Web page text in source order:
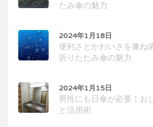
たみ傘の魅力
2024年1月18日
便利さとかわいさを兼ね
折りたたみ傘の魅力
2024年1月15日
男性にも日傘が必要！お
と活用術